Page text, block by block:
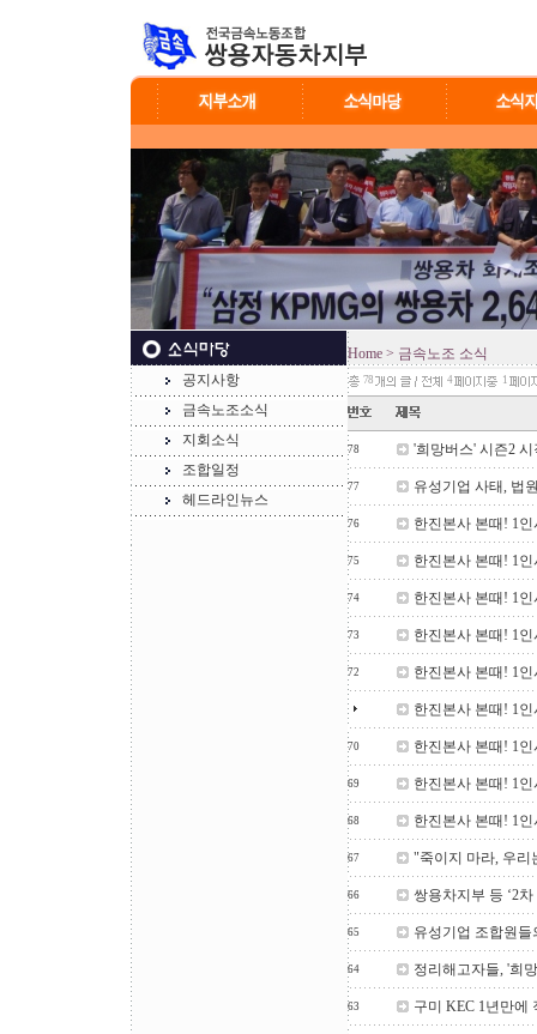
공지사항
금속노조소식
지회소식
조합일정
헤드라인뉴스
Home > 금속노조 소식
78 4 1
78 '희망버스' 시즌2
77 유성기업 사태, 법
76 한진본사 본때! 1
75 한진본사 본때! 1
74 한진본사 본때! 1
73 한진본사 본때! 1
72 한진본사 본때! 1
한진본사 본때! 1
70 한진본사 본때! 1
69 한진본사 본때! 1
68 한진본사 본때! 1
67 "죽이지 마라, 우리
66 쌍용차지부 등 ‘2
65 유성기업 조합원들
64 정리해고자들, '희
63 구미 KEC 1년만에